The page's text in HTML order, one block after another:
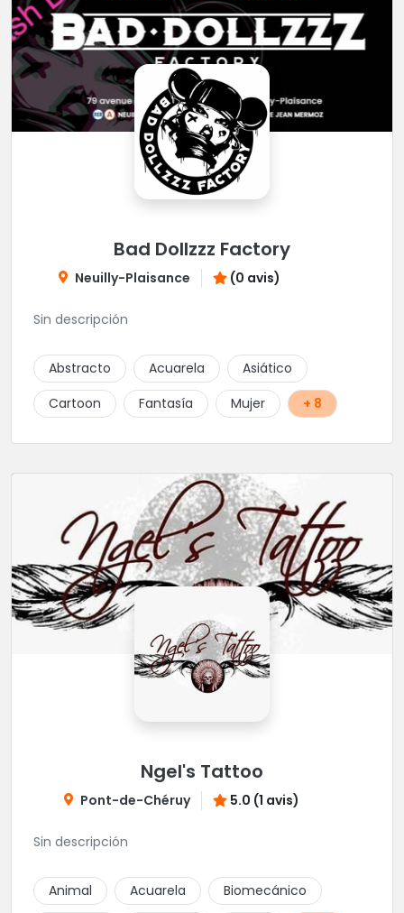
Bad Dollzzz Factory
Neuilly-Plaisance (0 avis)
Sin descripción
Abstracto Acuarela
Asiático
Cartoon
Fantasía Mujer + 8
Ngel's Tattoo
Pont-de-Chéruy 5.0 (1 avis)
Sin descripción
Animal Acuarela
Biomecánico